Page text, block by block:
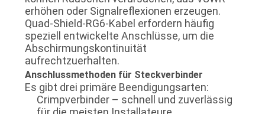
erhöhen oder Signalreflexionen erzeugen.
Quad-Shield-RG6-Kabel erfordern häufig
speziell entwickelte Anschlüsse, um die
Abschirmungskontinuität
aufrechtzuerhalten.
Anschlussmethoden für Steckverbinder
Es gibt drei primäre Beendigungsarten:
Crimpverbinder – schnell und zuverlässig